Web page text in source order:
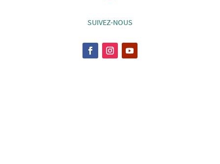
SUIVEZ-NOUS